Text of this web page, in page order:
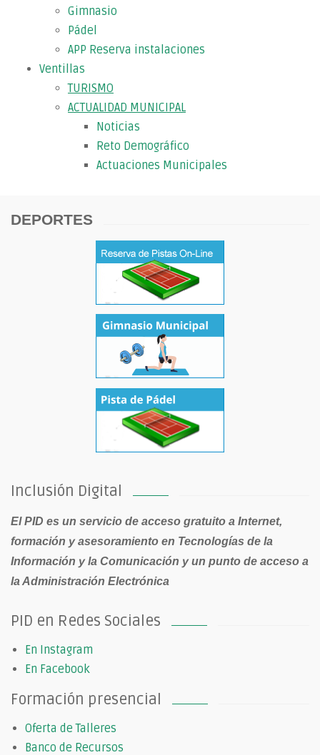
Gimnasio
Pádel
APP Reserva instalaciones
Ventillas
TURISMO
ACTUALIDAD MUNICIPAL
Noticias
Reto Demográfico
Actuaciones Municipales
DEPORTES
Inclusión Digital
El PID es un servicio de acceso gratuito a Internet,
formación y asesoramiento en Tecnologías de la
Información y la Comunicación y un punto de acceso a
la Administración Electrónica
PID en Redes Sociales
En Instagram
En Facebook
Formación presencial
Oferta de Talleres
Banco de Recursos